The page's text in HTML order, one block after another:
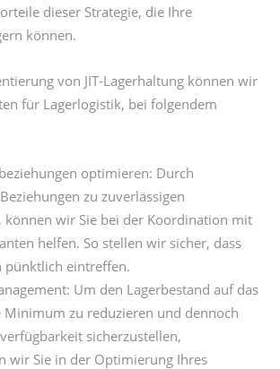
dieser Strategie, die Ihre
können.
von JIT-Lagerhaltung können wir
für Lagerlogistik, bei folgendem
optimieren: Durch
zu zuverlässigen
können wir Sie bei der Koordination mit
helfen. So stellen wir sicher, dass
pünktlich eintreffen.
Um den Lagerbestand auf das
Minimum zu reduzieren und dennoch
sicherzustellen,
wir Sie in der Optimierung Ihres